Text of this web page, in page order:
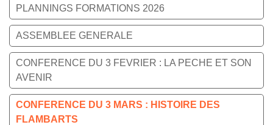
PLANNINGS FORMATIONS 2026
ASSEMBLEE GENERALE
CONFERENCE DU 3 FEVRIER : LA PECHE ET SON
AVENIR
CONFERENCE DU 3 MARS : HISTOIRE DES
FLAMBARTS